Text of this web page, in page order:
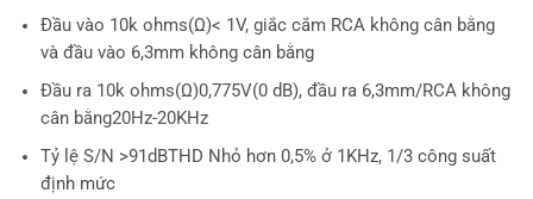
Đầu vào 10k ohms(Ω)< 1V, giắc cắm RCA không cân bằng
và đầu vào 6,3mm không cân bằng
Đầu ra 10k ohms(Ω)0,775V(0 dB), đầu ra 6,3mm/RCA không
cân bằng20Hz-20KHz
Tỷ lệ S/N >91dBTHD Nhỏ hơn 0,5% ở 1KHz, 1/3 công suất
định mức